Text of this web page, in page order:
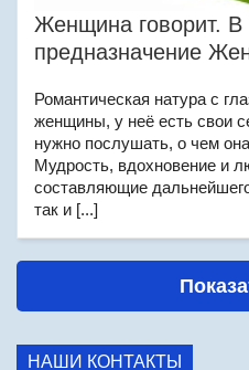
Женщина говорит. В
предназначение
Романтическая натура с
женщины, у неё есть свои
нужно послушать, о чем
Мудрость, вдохновение и
составляющие
так и [...]
НАШИ КОНТАКТЫ